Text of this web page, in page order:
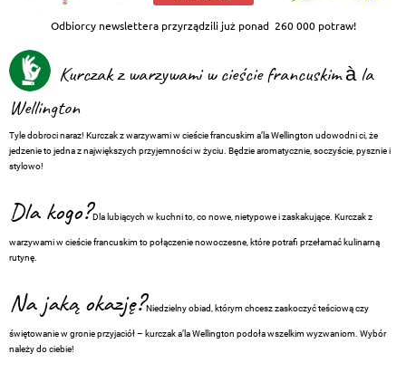
Odbiorcy newslettera przyrządzili już ponad 260 000 potraw!
Kurczak z warzywami w cieście francuskim à la
Wellington
Tyle dobroci naraz! Kurczak z warzywami w cieście francuskim a’la Wellington udowodni ci, że
jedzenie to jedna z największych przyjemności w życiu. Będzie aromatycznie, soczyście, pysznie i
stylowo!
Dla kogo? Dla lubiących w kuchni to, co nowe, nietypowe i zaskakujące. Kurczak z
warzywami w cieście francuskim to połączenie nowoczesne, które potrafi przełamać kulinarną
rutynę.
Na jaką okazję? Niedzielny obiad, którym chcesz zaskoczyć teściową czy
świętowanie w gronie przyjaciół – kurczak a’la Wellington podoła wszelkim wyzwaniom. Wybór
należy do ciebie!